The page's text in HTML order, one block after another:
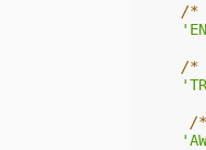
/*
/*
/*